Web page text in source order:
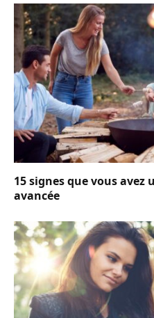
15 signes que vous
avancée